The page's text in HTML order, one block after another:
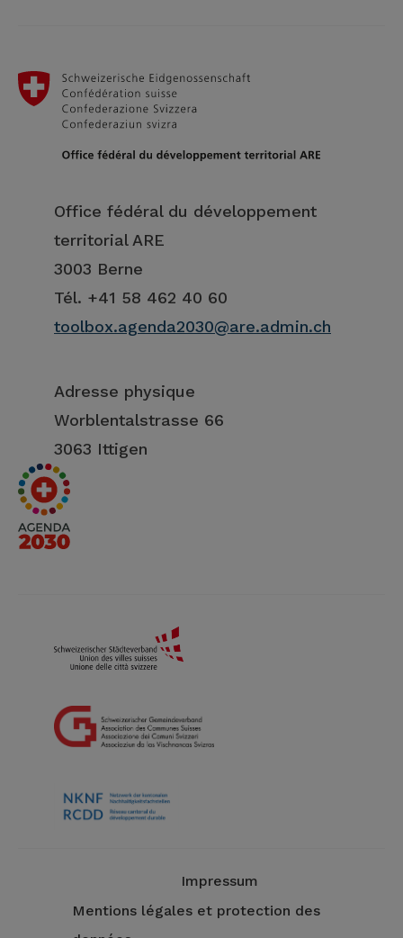
Office fédéral du développement
territorial ARE
3003 Berne
Tél. +41 58 462 40 60
toolbox.agenda2030@are.admin.ch
Adresse physique
Worblentalstrasse 66
3063 Ittigen
Impressum
Mentions légales et protection des